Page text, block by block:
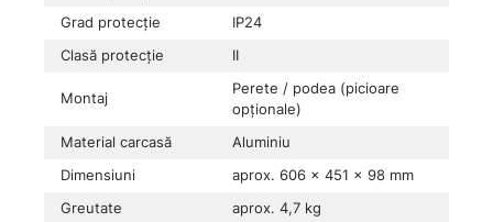
Grad protecție
IP24
Clasă protecție
II
Montaj
Perete / podea (picioare
opționale)
Material carcasă
Aluminiu
Dimensiuni
aprox. 606 × 451 × 98 mm
Greutate
aprox. 4,7 kg